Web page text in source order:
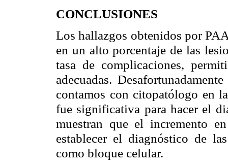
CONCLUSIONES
Los hallazgos obtenidos por
en un alto porcentaje de las
tasa de complicaciones,
adecuadas.
contamos con citopatólogo en
fue significativa para hacer el
muestran que el incremento
establecer el diagnóstico de
como bloque celular.